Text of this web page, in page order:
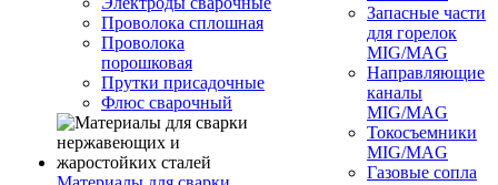
Проволока сплошная
Проволока
порошковая
Прутки присадочные
Флюс сварочный
Запасные части
для горелок
MIG/MAG
Направляющие
каналы
MIG/MAG
Токосъемники
MIG/MAG
Газовые сопла